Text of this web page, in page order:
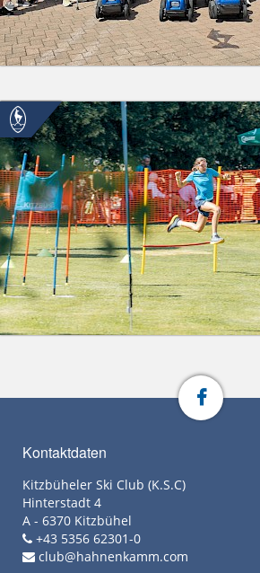
Kontaktdaten
Kitzbüheler Ski Club (K.S.C)
Hinterstadt 4
A - 6370 Kitzbühel
+43 5356 62301-0
club@hahnenkamm.com